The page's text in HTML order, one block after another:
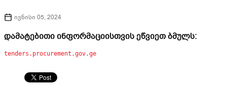
ივნისი 05, 2024
დამატებითი ინფორმაციისთვის ეწვიეთ ბმულს:
tenders.procurement.gov.ge